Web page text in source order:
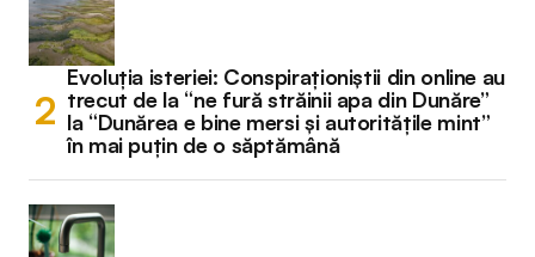
Evoluția isteriei: Conspiraționiștii din online au
trecut de la “ne fură străinii apa din Dunăre”
la “Dunărea e bine mersi și autoritățile mint”
în mai puțin de o săptămână